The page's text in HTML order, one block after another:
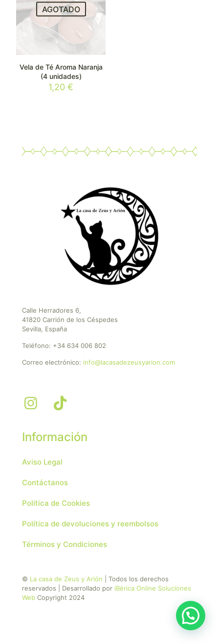
AGOTADO
Vela de Té Aroma Naranja
(4 unidades)
1,20€
Calle Herradores 6,
41820 Carrión de los Céspedes
Sevilla, España
Teléfono: +34 634 006 802
Correo electrónico: info@lacasadezeusyarion.com
Información
Aviso Legal
Contáctanos
Política de Cookies
Política de devoluciones y reembolsos
Términos y Condiciones
© La casa de Zeus y Arión | Todos los derechos
reservados | Desarrollado por iBérica Online Soluciones
Web Copyright 2024